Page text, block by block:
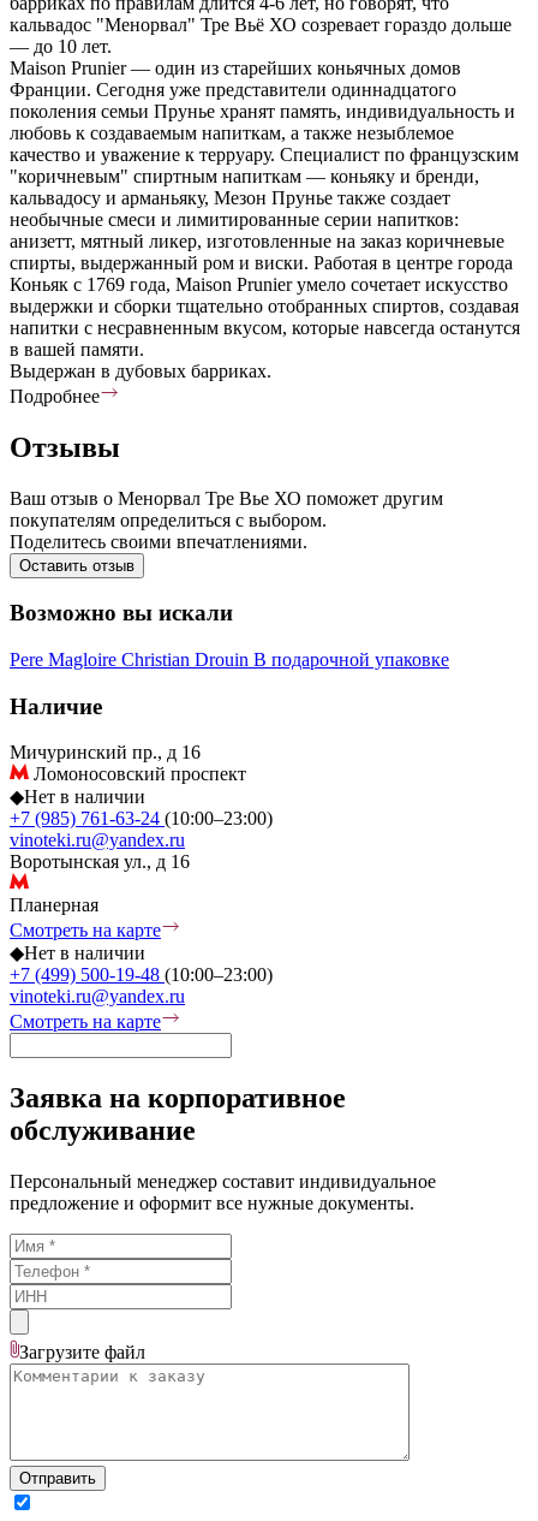
кальвадос "Менорвал" Тре Вьё ХО созревает гораздо дольше
— до 10 лет.
Maison Prunier — один из старейших коньячных домов
Франции. Сегодня уже представители одиннадцатого
поколения семьи Прунье хранят память, индивидуальность и
любовь к создаваемым напиткам, а также незыблемое
качество и уважение к терруару. Специалист по французским
"коричневым" спиртным напиткам — коньяку и бренди,
кальвадосу и арманьяку, Мезон Прунье также создает
необычные смеси и лимитированные серии напитков:
анизетт, мятный ликер, изготовленные на заказ коричневые
спирты, выдержанный ром и виски. Работая в центре города
Коньяк с 1769 года, Maison Prunier умело сочетает искусство
выдержки и сборки тщательно отобранных спиртов, создавая
напитки с несравненным вкусом, которые навсегда останутся
в вашей памяти.
Выдержан в дубовых барриках.
Подробнее
Отзывы
Ваш отзыв о Менорвал Тре Вье ХО поможет другим
покупателям определиться с выбором.
Поделитесь своими впечатлениями.
Оставить отзыв
Возможно вы искали
Pere Magloire Christian Drouin В подарочной упаковке
Наличие
Мичуринский пр., д 16
Ломоносовский проспект
◆Нет в наличии
+7 (985) 761-63-24 (10:00–23:00)
vinoteki.ru@yandex.ru
Воротынская ул., д 16
Планерная
Смотреть на карте
◆Нет в наличии
+7 (499) 500-19-48 (10:00–23:00)
vinoteki.ru@yandex.ru
Смотреть на карте
Заявка на корпоративное
обслуживание
Персональный менеджер составит индивидуальное
предложение и оформит все нужные документы.
Загрузите файл
Отправить